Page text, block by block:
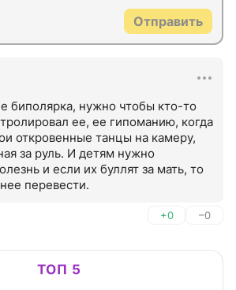
Отправить
биполярка, нужно чтобы кто-то
ее, ее гипоманию, когда
откровенные танцы на камеру,
за руль. И детям нужно
и если их буллят за мать, то
перевести.
+0 –0
ТОП 5